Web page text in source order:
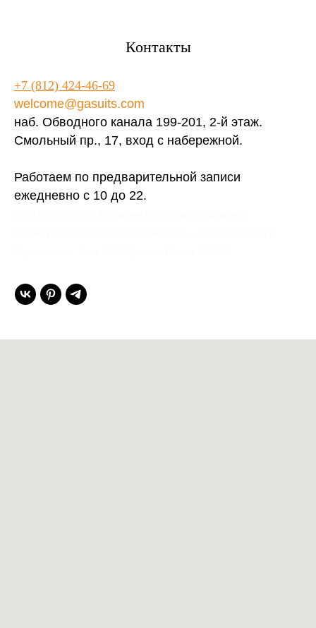
Контакты
+7 (812) 424-46-69
welcome@gasuits.com
наб. Обводного канала 199-201, 2-й этаж.
Смольный пр., 17, вход с набережной.
Работаем по предварительной записи
ежедневно с 10 до 22.